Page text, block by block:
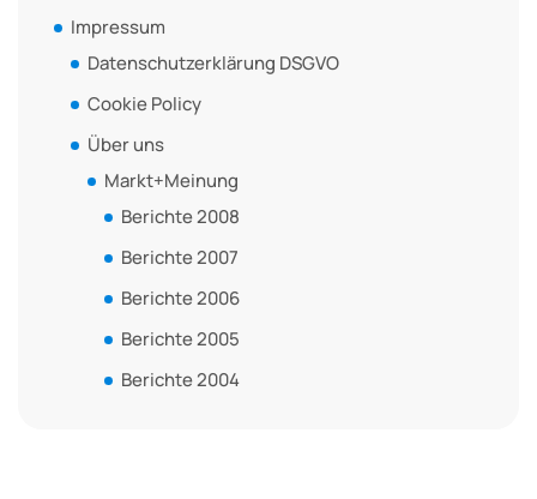
Impressum
Datenschutzerklärung DSGVO
Cookie Policy
Über uns
Markt+Meinung
Berichte 2008
Berichte 2007
Berichte 2006
Berichte 2005
Berichte 2004